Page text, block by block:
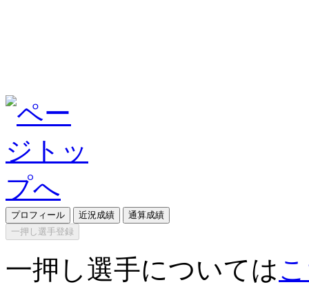
プロフィール 近況成績
通算成績
一押し選手登録
一押し選手については